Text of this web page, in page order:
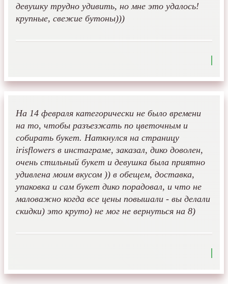
девушку трудно удивить, но мне это удалось!
крупные, свежие бутоны)))
На 14 февраля категорически не было времени
на то, чтобы разъезжать по цветочным и
собирать букет. Наткнулся на страницу
irisflowers в инстаграме, заказал, дико доволен,
очень стильный букет и девушка была приятно
удивлена моим вкусом )) в обещем, доставка,
упаковка и сам букет дико порадовал, и что не
маловажно когда все цены повышали - вы делали
скидки) это круто) не мог не вернуться на 8)